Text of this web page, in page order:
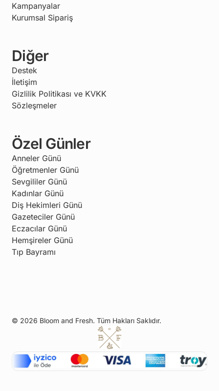
Kampanyalar
Kurumsal Sipariş
Diğer
Destek
İletişim
Gizlilik Politikası ve KVKK
Sözleşmeler
Özel Günler
Anneler Günü
Öğretmenler Günü
Sevgililer Günü
Kadınlar Günü
Diş Hekimleri Günü
Gazeteciler Günü
Eczacılar Günü
Hemşireler Günü
Tıp Bayramı
© 2026 Bloom and Fresh. Tüm Hakları Saklıdır.